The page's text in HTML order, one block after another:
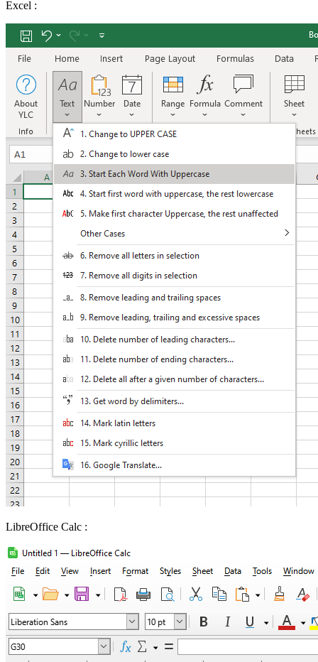
Excel :
LibreOffice Calc :